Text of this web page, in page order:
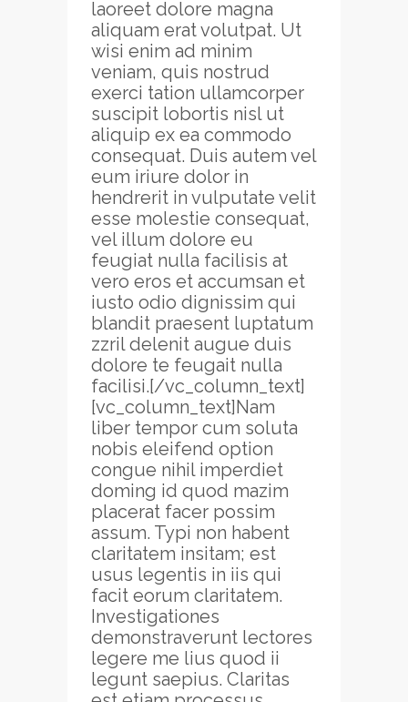
laoreet dolore magna
aliquam erat volutpat. Ut
wisi enim ad minim
veniam, quis nostrud
exerci tation ullamcorper
suscipit lobortis nisl ut
aliquip ex ea commodo
consequat. Duis autem vel
eum iriure dolor in
hendrerit in vulputate velit
esse molestie consequat,
vel illum dolore eu
feugiat nulla facilisis at
vero eros et accumsan et
iusto odio dignissim qui
blandit praesent luptatum
zzril delenit augue duis
dolore te feugait nulla
facilisi.[/vc_column_text]
[vc_column_text]Nam
liber tempor cum soluta
nobis eleifend option
congue nihil imperdiet
doming id quod mazim
placerat facer possim
assum. Typi non habent
claritatem insitam; est
usus legentis in iis qui
facit eorum claritatem.
Investigationes
demonstraverunt lectores
legere me lius quod ii
legunt saepius. Claritas